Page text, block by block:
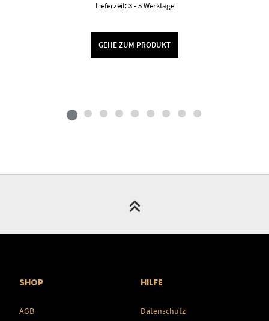
Lieferzeit: 3 - 5 Werktage
GEHE ZUM PRODUKT
SHOP
AGB
HILFE
Datenschutz